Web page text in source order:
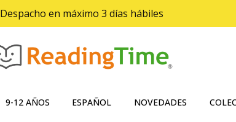
Despacho en máximo 3 días hábiles
9-12 AÑOS ESPAÑOL NOVEDADES